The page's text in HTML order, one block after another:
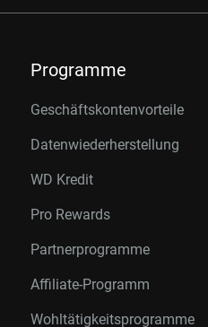
Programme
Geschäftskontenvorteile
Datenwiederherstellung
WD Kredit
Pro Rewards
Partnerprogramme
Affiliate-Programm
Wohltätigkeitsprogramme